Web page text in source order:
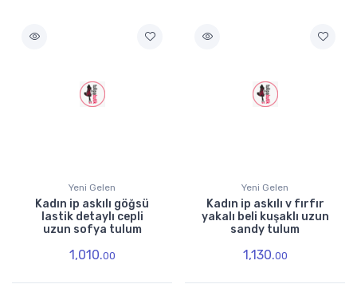
Yeni Gelen
Kadın ip askılı göğsü
lastik detaylı cepli
uzun sofya tulum
1,010.00
Yeni Gelen
Kadın ip askılı v fırfır
yakalı beli kuşaklı uzun
sandy tulum
1,130.00